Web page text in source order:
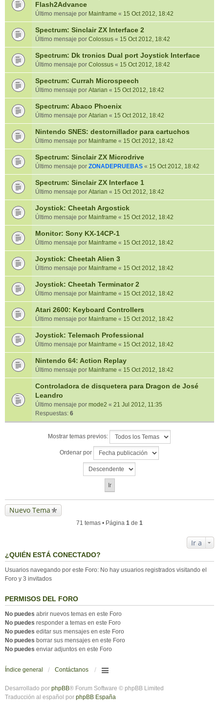
Flash2Advance
Último mensaje por Mainframe « 15 Oct 2012, 18:42
Spectrum: Sinclair ZX Interface 2
Último mensaje por Colossus « 15 Oct 2012, 18:42
Spectrum: Dk tronics Dual port Joystick Interface
Último mensaje por Colossus « 15 Oct 2012, 18:42
Spectrum: Currah Microspeech
Último mensaje por Atarian « 15 Oct 2012, 18:42
Spectrum: Abaco Phoenix
Último mensaje por Atarian « 15 Oct 2012, 18:42
Nintendo SNES: destornillador para cartuchos
Último mensaje por Mainframe « 15 Oct 2012, 18:42
Spectrum: Sinclair ZX Microdrive
Último mensaje por ZONADEPRUEBAS « 15 Oct 2012, 18:42
Spectrum: Sinclair ZX Interface 1
Último mensaje por Atarian « 15 Oct 2012, 18:42
Joystick: Cheetah Argostick
Último mensaje por Mainframe « 15 Oct 2012, 18:42
Monitor: Sony KX-14CP-1
Último mensaje por Mainframe « 15 Oct 2012, 18:42
Joystick: Cheetah Alien 3
Último mensaje por Mainframe « 15 Oct 2012, 18:42
Joystick: Cheetah Terminator 2
Último mensaje por Mainframe « 15 Oct 2012, 18:42
Atari 2600: Keyboard Controllers
Último mensaje por Mainframe « 15 Oct 2012, 18:42
Joystick: Telemach Professional
Último mensaje por Mainframe « 15 Oct 2012, 18:42
Nintendo 64: Action Replay
Último mensaje por Mainframe « 15 Oct 2012, 18:42
Controladora de disquetera para Dragon de José
Leandro
Último mensaje por mode2 « 21 Jul 2012, 11:35
Respuestas: 6
Mostrar temas previos:
Ordenar por
Nuevo Tema
71 temas • Página 1 de 1
Ir a
¿QUIÉN ESTÁ CONECTADO?
Usuarios navegando por este Foro: No hay usuarios registrados visitando el
Foro y 3 invitados
PERMISOS DEL FORO
No puedes abrir nuevos temas en este Foro
No puedes responder a temas en este Foro
No puedes editar sus mensajes en este Foro
No puedes borrar sus mensajes en este Foro
No puedes enviar adjuntos en este Foro
Índice general Contáctanos
Desarrollado por phpBB® Forum Software © phpBB Limited
Traducción al español por phpBB España